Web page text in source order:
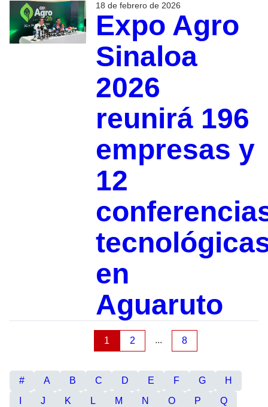
18 de febrero de 2026
Expo Agro
Sinaloa
2026
reunirá 196
empresas y
12
en
Aguaruto
1 2 ... 8
# A B C D E F G
H
J K L M N O P
Q